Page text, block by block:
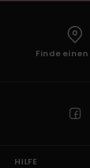
Finde
HILFE